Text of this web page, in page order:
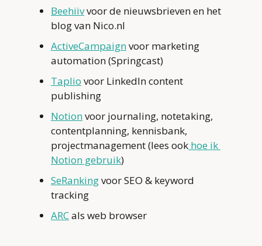
Beehiiv voor de nieuwsbrieven en het
blog van Nico.nl
ActiveCampaign voor marketing
automation (Springcast)
Taplio voor LinkedIn content
publishing
Notion voor journaling, notetaking,
contentplanning, kennisbank,
projectmanagement (lees ook hoe ik
Notion gebruik)
SeRanking voor SEO & keyword
tracking
ARC als web browser